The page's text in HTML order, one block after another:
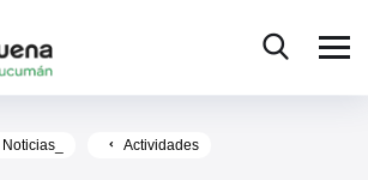
Noticias_ Actividades